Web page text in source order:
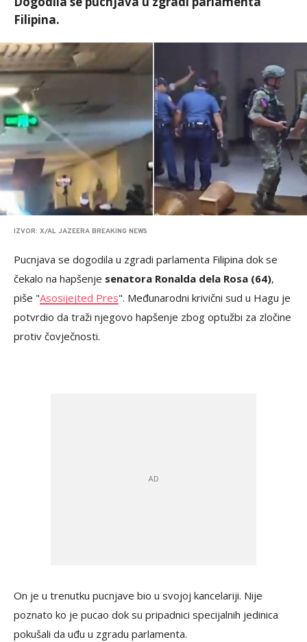
Filipina.
IZVOR: X/AL JAZEERA BREAKING NEWS
Pucnjava se dogodila u zgradi parlamenta Filipina dok se
čekalo na hapšenje senatora Ronalda dela Rosa (64),
piše "Asosijejted Pres". Međunarodni krivični sud u Hagu je
potvrdio da traži njegovo hapšenje zbog optužbi za zločine
protiv čovječnosti.
On je u trenutku pucnjave bio u svojoj kancelariji. Nije
poznato ko je pucao dok su pripadnici specijalnih jedinica
pokušali da uđu u zgradu parlamenta.